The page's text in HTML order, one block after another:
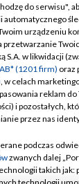
TVP
TVP
Cyfrowa
Regulamin
Polityka
Moje
Pomoc
Kontakt
do serwisu",
urządzeniu
S.A. w likwidacji
(1201 firm) oraz
, w celach
reklam
i pozostałych,
przez nas
podczas
zwanych dalej
takich